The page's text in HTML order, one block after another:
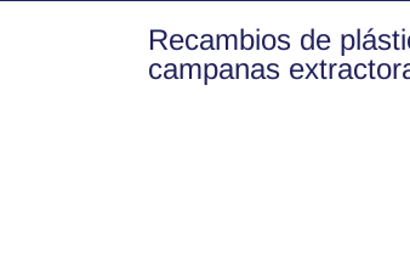
Recambios de
campanas